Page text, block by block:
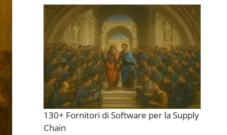
130+ Fornitori di Software per la Supply
Chain